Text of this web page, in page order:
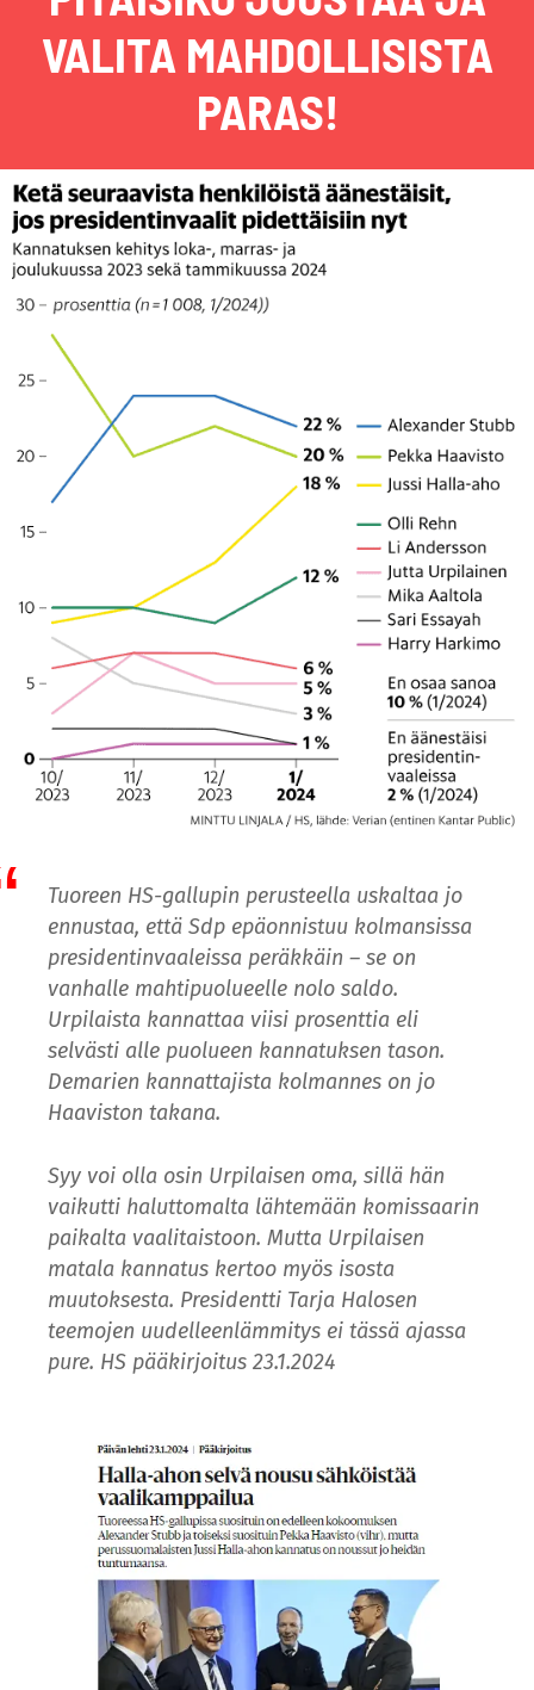
VALITA MAHDOLLISISTA
PARAS!
Tuoreen HS-gallupin perusteella uskaltaa jo
ennustaa, että Sdp epäonnistuu kolmansissa
presidentinvaaleissa peräkkäin – se on
vanhalle mahtipuolueelle nolo saldo.
Urpilaista kannattaa viisi prosenttia eli
selvästi alle puolueen kannatuksen tason.
Demarien kannattajista kolmannes on jo
Haaviston takana.
Syy voi olla osin Urpilaisen oma, sillä hän
vaikutti haluttomalta lähtemään komissaarin
paikalta vaalitaistoon. Mutta Urpilaisen
matala kannatus kertoo myös isosta
muutoksesta. Presidentti Tarja Halosen
teemojen uudelleenlämmitys ei tässä ajassa
pure. HS pääkirjoitus 23.1.2024